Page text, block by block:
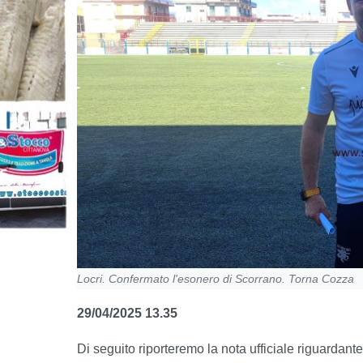
Locri. Confermato l'esonero di Scorrano. Torna Cozza
29/04/2025 13.35
Di seguito riporteremo la nota ufficiale